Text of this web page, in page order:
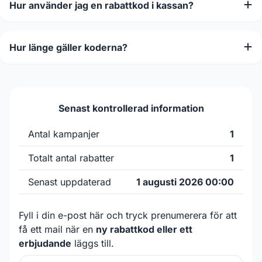
Hur använder jag en rabattkod i kassan?
Hur länge gäller koderna?
Senast kontrollerad information
Antal kampanjer 1
Totalt antal rabatter 1
Senast uppdaterad 1 augusti 2026 00:00
Fyll i din e-post här och tryck prenumerera för att
få ett mail när en ny rabattkod eller ett
erbjudande läggs till.